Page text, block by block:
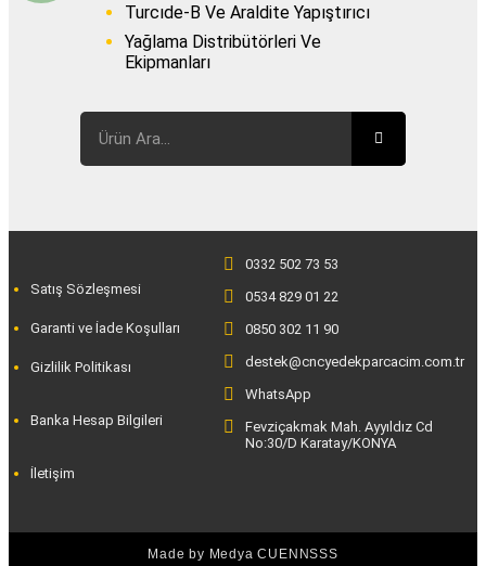
Turcıde-B Ve Araldite Yapıştırıcı
Yağlama Distribütörleri Ve
Ekipmanları
Satış Sözleşmesi
Garanti ve İade Koşulları
Gizlilik Politikası
Banka Hesap Bilgileri
İletişim
0332 502 73 53
0534 829 01 22
0850 302 11 90
destek@cncyedekparcacim.com.tr
WhatsApp
Fevziçakmak Mah. Ayyıldız Cd
No:30/D Karatay/KONYA
Made by Medya CUENNSSS